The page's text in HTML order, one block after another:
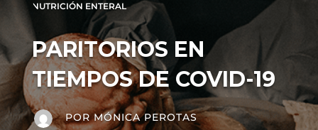
NUTRICIÓN ENTERAL
PARITORIOS EN
TIEMPOS DE COVID-19
PORMÓNICA PEROTAS